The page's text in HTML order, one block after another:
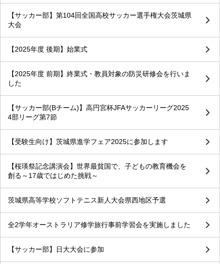
【サッカー部】第104回全国高校サッカー選手権大会茨城県
大会
【2025年度 後期】始業式
【2025年度 前期】終業式・教員対象の防災研修会を行いま
した
【サッカー部(Bチーム)】高円宮杯JFAサッカーリーグ2025
4部リーグ第7節
【受験生向け】茨城県進学フェア2025に参加します
【桜瑛祭記念講演会】世界最貧国で、子どもの教育機会を
創る～17歳ではじめた挑戦～
茨城県高等学校ソフトテニス新人大会県西地区予選
全2学年オーストラリア修学旅行事前学習会を実施しました
【サッカー部】日大大会に参加